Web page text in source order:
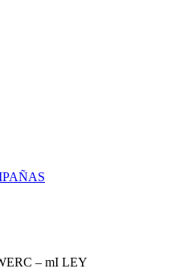
– mI LEY